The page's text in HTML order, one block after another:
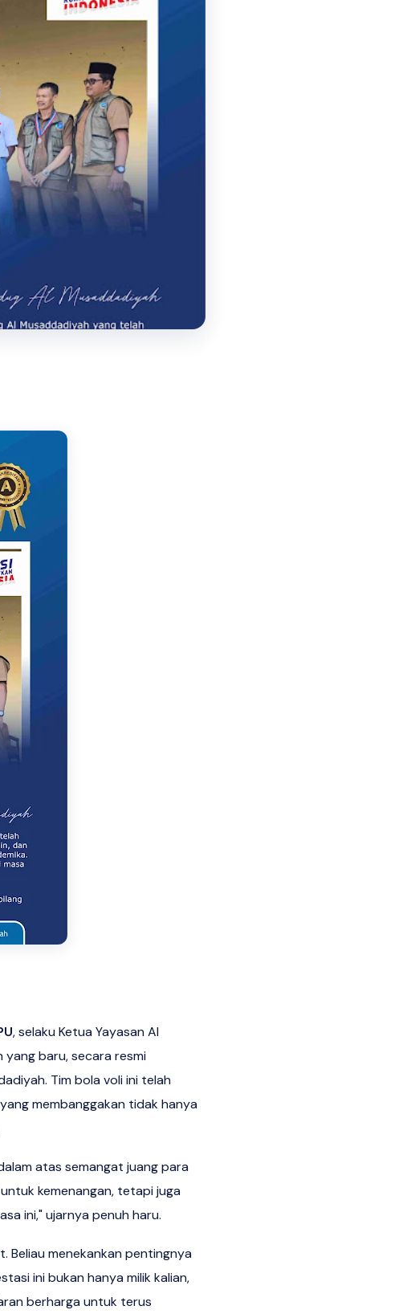
, selaku Ketua Yayasan Al
yang baru, secara resmi
Tim bola voli ini telah
membanggakan tidak hanya
atas semangat juang para
kemenangan, tetapi juga
ini," ujarnya penuh haru.
Beliau menekankan pentingnya
ini bukan hanya milik kalian,
berharga untuk terus